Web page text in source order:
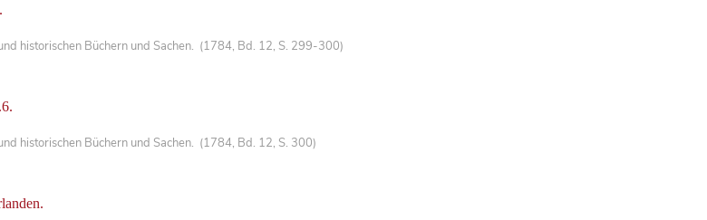
historischen Büchern und Sachen. (1784, Bd. 12, S. 299-300)
historischen Büchern und Sachen. (1784, Bd. 12, S. 300)